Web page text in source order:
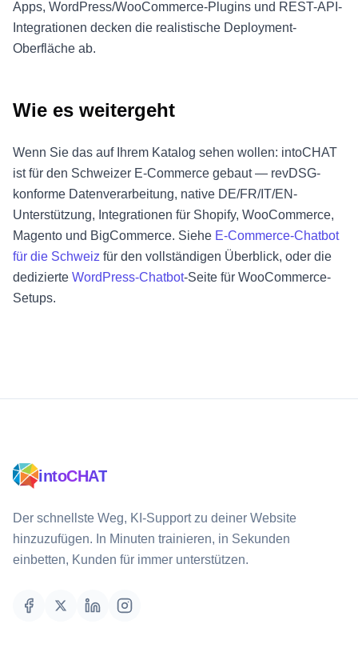
Apps, WordPress/WooCommerce-Plugins und REST-API-
Integrationen decken die realistische Deployment-
Oberfläche ab.
Wie es weitergeht
Wenn Sie das auf Ihrem Katalog sehen wollen: intoCHAT
ist für den Schweizer E-Commerce gebaut — revDSG-
konforme Datenverarbeitung, native DE/FR/IT/EN-
Unterstützung, Integrationen für Shopify, WooCommerce,
Magento und BigCommerce. Siehe E-Commerce-Chatbot
für die Schweiz für den vollständigen Überblick, oder die
dedizierte WordPress-Chatbot-Seite für WooCommerce-
Setups.
intoCHAT
Der schnellste Weg, KI-Support zu deiner Website
hinzuzufügen. In Minuten trainieren, in Sekunden
einbetten, Kunden für immer unterstützen.